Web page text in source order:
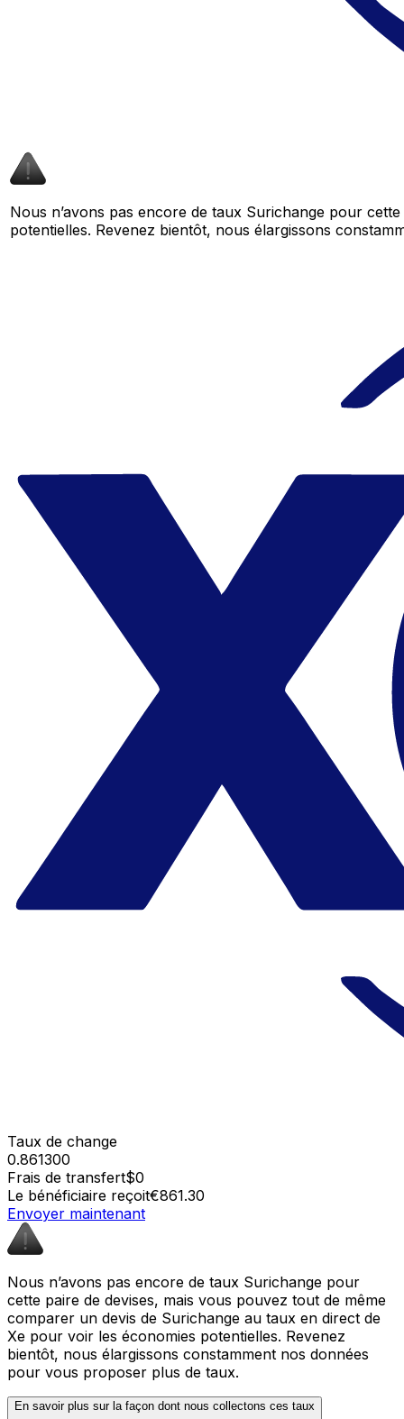
Nous n’avons pas encore de taux Surichange pour
potentielles. Revenez bientôt, nous élargissons
Taux de change
0.861300
Frais de transfert$0
Le bénéficiaire reçoit€861.30
Envoyer maintenant
Nous n’avons pas encore de taux Surichange pour
cette paire de devises, mais vous pouvez tout de même
comparer un devis de Surichange au taux en direct de
Xe pour voir les économies potentielles. Revenez
bientôt, nous élargissons constamment nos données
pour vous proposer plus de taux.
En savoir plus sur la façon dont nous collectons ces taux